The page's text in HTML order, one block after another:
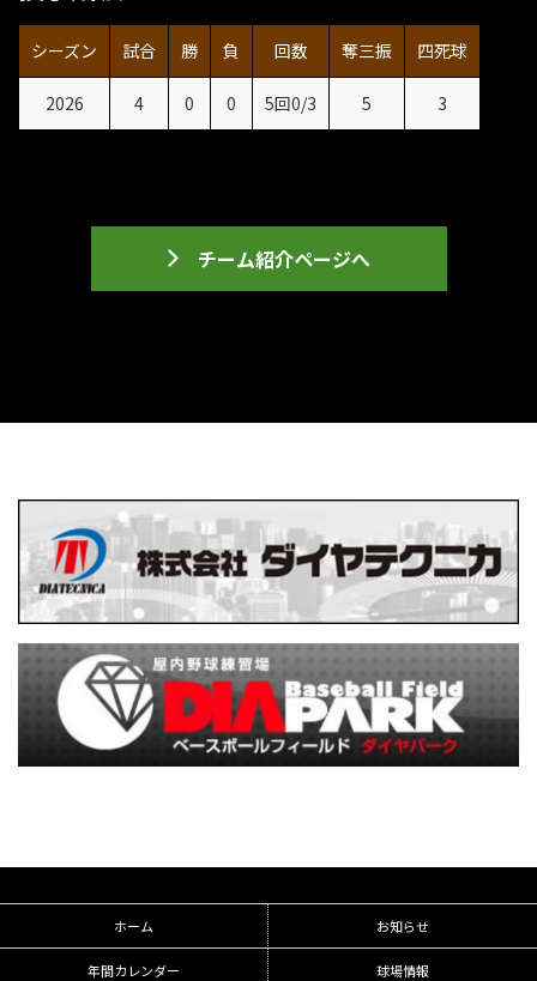
シーズン 試合 勝 負 回数 奪三振 四死球
2026 4 0 0 5回0/3 5 3
チーム紹介ページへ
ホーム お知らせ
年間カレンダー 球場情報